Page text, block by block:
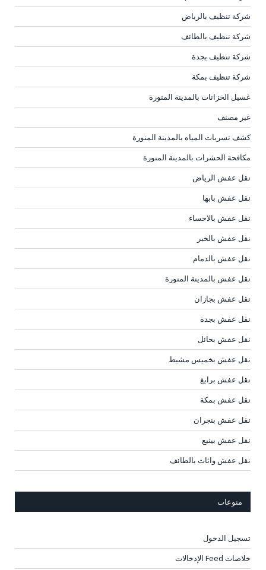
شركة تنظيف بالرياض
شركة تنظيف بالطائف
شركة تنظيف بجدة
شركة تنظيف بمكة
غسيل الخزانات بالمدينة المنورة
غير مصنف
كشف تسربات المياه بالمدينة المنورة
مكافحة الحشرات بالمدينة المنورة
نقل عفش الرياض
نقل عفش بابها
نقل عفش بالاحساء
نقل عفش بالخبر
نقل عفش بالدمام
نقل عفش بالمدينة المنورة
نقل عفش بجازان
نقل عفش بجدة
نقل عفش بحائل
نقل عفش بخميس مشيط
نقل عفش برابغ
نقل عفش بمكة
نقل عفش بنجران
نقل عفش بينبع
نقل عفش واثاث بالطائف
منوعات
تسجيل الدخول
خلاصات Feed الإدخالات